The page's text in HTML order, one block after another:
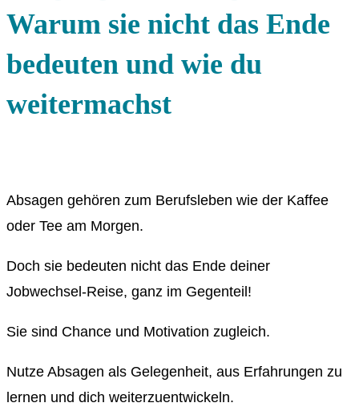
Warum sie nicht das Ende
bedeuten und wie du
weitermachst
Absagen gehören zum Berufsleben wie der Kaffee
oder Tee am Morgen.
Doch sie bedeuten nicht das Ende deiner
Jobwechsel-Reise, ganz im Gegenteil!
Sie sind Chance und Motivation zugleich.
Nutze Absagen als Gelegenheit, aus Erfahrungen zu
lernen und dich weiterzuentwickeln.